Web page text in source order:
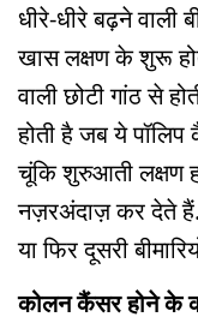
धीरे-धीरे बढ़ने वाली
खास लक्षण के शुरू
वाली छोटी गांठ से
होती है जब ये
चूंकि शुरुआती लक्षण
नज़रअंदाज़ कर देते
या फिर दूसरी
कोलन कैंसर होने के